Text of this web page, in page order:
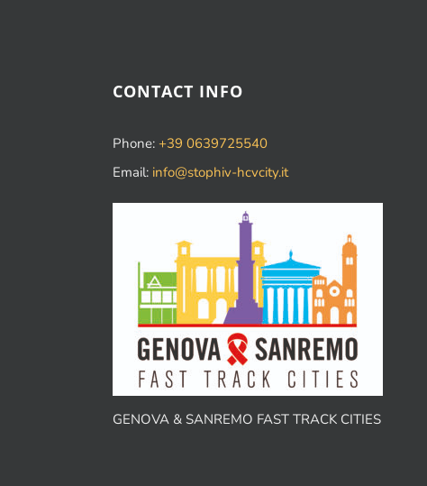
CONTACT INFO
Phone: +39 0639725540
Email: info@stophiv-hcvcity.it
GENOVA & SANREMO FAST TRACK CITIES